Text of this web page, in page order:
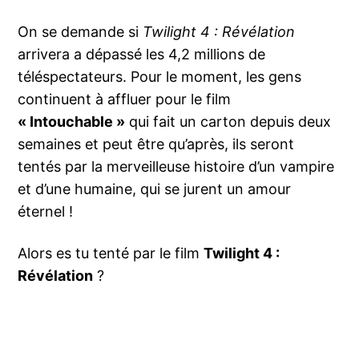
On se demande si Twilight 4 : Révélation
arrivera a dépassé les 4,2 millions de
téléspectateurs. Pour le moment, les gens
continuent à affluer pour le film
« Intouchable » qui fait un carton depuis deux
semaines et peut être qu’après, ils seront
tentés par la merveilleuse histoire d’un vampire
et d’une humaine, qui se jurent un amour
éternel !
Alors es tu tenté par le filmTwilight 4 :
Révélation ?